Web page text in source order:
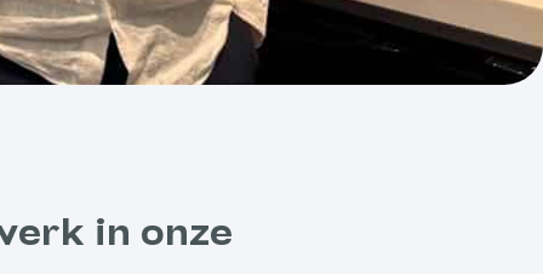
in onze